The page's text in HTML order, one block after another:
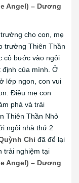
Angel) – Dương
cho con, mẹ
trường Thiên Thần
cô bước vào ngôi
định của mình. Ở
lớp ngon, con vui
Điều mẹ con
phá và trải
Thiên Thần Nhỏ
ngôi nhà thứ 2
Chi đã để lại
trải nghiệm tại
Angel) – Dương